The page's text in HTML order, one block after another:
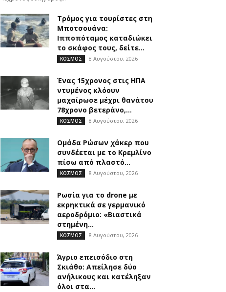
Τρόμος για τουρίστες στη
Μποτσουάνα:
Ιπποπόταμος καταδιώκει
το σκάφος τους, δείτε...
ΚΟΣΜΟΣ 8 Αυγούστου, 2026
Ένας 15χρονος στις ΗΠΑ
ντυμένος κλόουν
μαχαίρωσε μέχρι θανάτου
78χρονο βετεράνο,...
ΚΟΣΜΟΣ 8 Αυγούστου, 2026
Ομάδα Ρώσων χάκερ που
συνδέεται με το Κρεμλίνο
πίσω από πλαστό...
ΚΟΣΜΟΣ 8 Αυγούστου, 2026
Ρωσία για το drone με
εκρηκτικά σε γερμανικό
αεροδρόμιο: «Βιαστικά
στημένη...
ΚΟΣΜΟΣ 8 Αυγούστου, 2026
Άγριο επεισόδιο στη
Σκιάθο: Απείλησε δύο
ανήλικους και κατέληξαν
όλοι στα...